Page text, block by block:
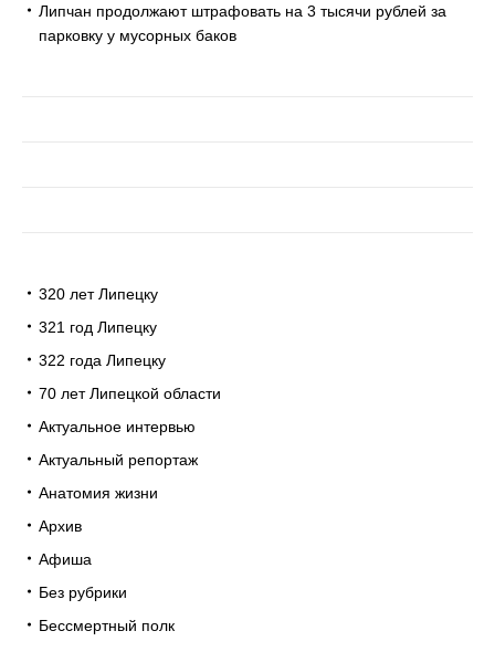
Липчан продолжают штрафовать на 3 тысячи рублей за
парковку у мусорных баков
320 лет Липецку
321 год Липецку
322 года Липецку
70 лет Липецкой области
Актуальное интервью
Актуальный репортаж
Анатомия жизни
Архив
Афиша
Без рубрики
Бессмертный полк